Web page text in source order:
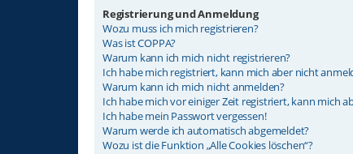
Registrierung und Anmeldung
Wozu muss ich mich registrieren?
Was ist COPPA?
Warum kann ich mich nicht registrieren?
Ich habe mich registriert, kann mich aber nicht
Warum kann ich mich nicht anmelden?
Ich habe mich vor einiger Zeit registriert, kann mich
Ich habe mein Passwort vergessen!
Warum werde ich automatisch abgemeldet?
Wozu ist die Funktion „Alle Cookies löschen“?